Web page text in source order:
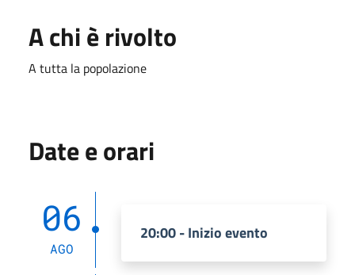
A chi è rivolto
A tutta la popolazione
Date e orari
06
AGO
20:00 - Inizio evento